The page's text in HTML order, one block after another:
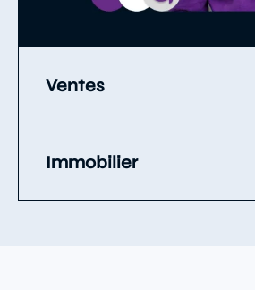
Ventes
Immobilier